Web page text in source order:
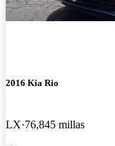
2016 Kia Rio
LX 76,845 millas